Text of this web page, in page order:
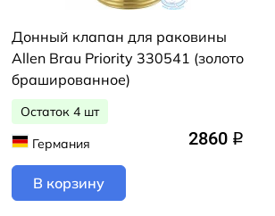
Донный клапан для раковины
Allen Brau Priority 330541 (золото
брашированное)
Остаток 4 шт
Германия
2860 q
В корзину